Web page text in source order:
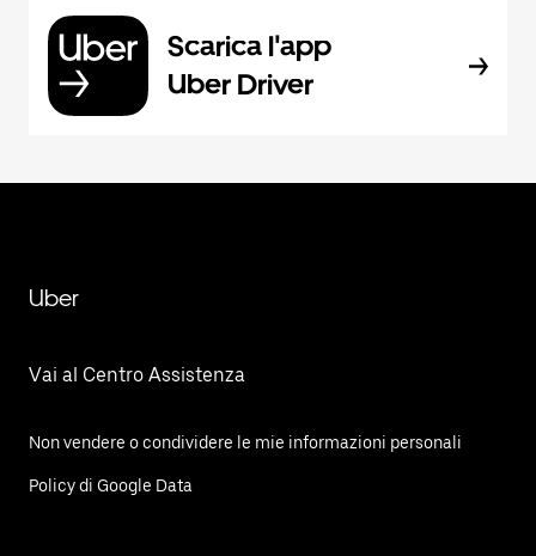
Scarica l'app
Uber Driver
Uber
Vai al Centro Assistenza
Non vendere o condividere le mie informazioni personali
Policy di Google Data